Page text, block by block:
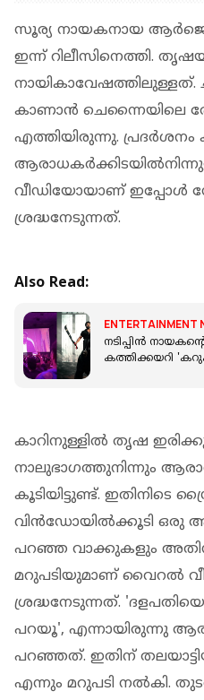
സൂര്യ നായകനായ ആർജെ
ഇന്ന് റിലീസിനെത്തി.
നായികാവേഷത്തിലുള്ളത്.
കാണാൻ ചെന്നൈയിലെ
എത്തിയിരുന്നു.
വീഡിയോയാണ് ഇപ്പോൾ
ശ്രദ്ധനേടുന്നത്.
Also Read:
ENTERTAINMENT
നടിപ്പിൻ
കത്തിക്കയറി
കാറിനുള്ളിൽ തൃഷ
നാലുഭാഗത്തുനിന്നും
കൂടിയിട്ടുണ്ട്. ഇതിനിടെ
വിൻഡോയിൽക്കൂടി
പറഞ്ഞ വാക്കുകളും
മറുപടിയുമാണ് വൈറൽ
ശ്രദ്ധനേടുന്നത്.
പറയൂ', എന്നായിരുന്നു
പറഞ്ഞത്. ഇതിന്
എന്നും മറുപടി നൽകി.